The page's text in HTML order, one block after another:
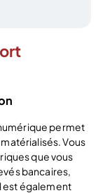
permet
Vous
que vous
bancaires,
est également